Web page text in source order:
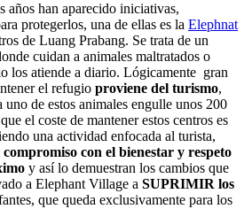
años han aparecido iniciativas,
protegerlos, una de ellas es la Elephnat
de Luang Prabang. Se trata de un
cuidan a animales maltratados o
los atiende a diario. Lógicamente gran
el refugio proviene del turismo,
de estos animales engulle unos 200
el coste de mantener estos centros es
una actividad enfocada al turista,
compromiso con el bienestar y respeto
y así lo demuestran los cambios que
a Elephant Village a SUPRIMIR los
que queda exclusivamente para los